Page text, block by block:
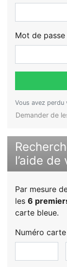
Mot de passe
Vous avez
Demander de
l’aide
Par mesure
les 6
carte bleue.
Numéro